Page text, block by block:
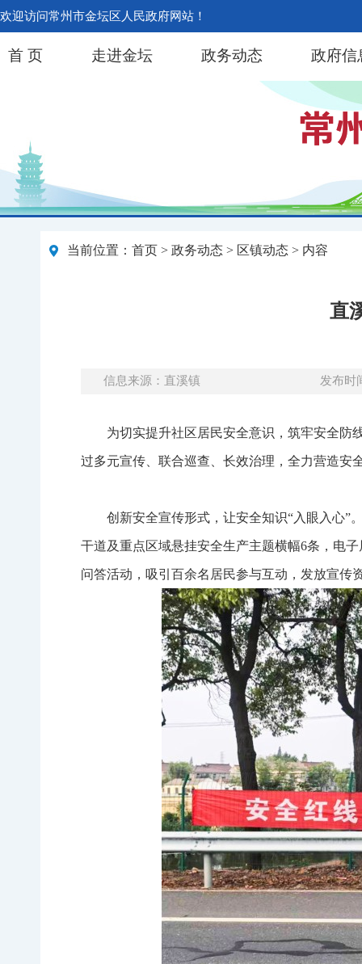
欢迎访问常州市金坛区人民政府网站！
首 页 走进金坛 政务动态 政府信
当前位置： 首页 > 政务动态 > 区镇动态 > 内容
直
信息来源：直溪镇 发布时
为切实提升社区居民安全意识，筑牢安全防
过多元宣传、联合巡查、长效治理，全力营造安
创新安全宣传形式，让安全知识“入眼入心”
干道及重点区域悬挂安全生产主题横幅6条，电
问答活动，吸引百余名居民参与互动，发放宣传